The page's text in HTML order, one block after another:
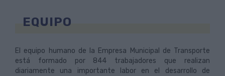
EQUIPO
El equipo humano de la Empresa Municipal de Transporte
está formado por 844 trabajadores que realizan
diariamente una importante labor en el desarrollo de